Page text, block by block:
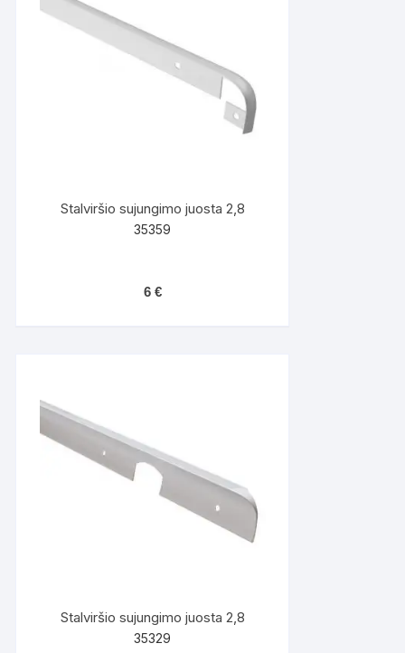
Stalviršio sujungimo juosta 2,8
35359
6 €
Stalviršio sujungimo juosta 2,8
35329